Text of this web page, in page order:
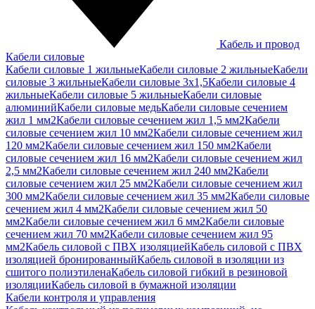
Кабель и провод
Кабели силовые
Кабели силовые 1 жильныеКабели силовые 2 жильныеКабели
силовые 3 жильныеКабели силовые 3х1,5Кабели силовые 4
жильныеКабели силовые 5 жильныеКабели силовые
алюминийКабели силовые медьКабели силовые сечением
жил 1 мм2Кабели силовые сечением жил 1,5 мм2Кабели
силовые сечением жил 10 мм2Кабели силовые сечением жил
120 мм2Кабели силовые сечением жил 150 мм2Кабели
силовые сечением жил 16 мм2Кабели силовые сечением жил
2,5 мм2Кабели силовые сечением жил 240 мм2Кабели
силовые сечением жил 25 мм2Кабели силовые сечением жил
300 мм2Кабели силовые сечением жил 35 мм2Кабели силовые
сечением жил 4 мм2Кабели силовые сечением жил 50
мм2Кабели силовые сечением жил 6 мм2Кабели силовые
сечением жил 70 мм2Кабели силовые сечением жил 95
мм2Кабель силовой с ПВХ изоляциейКабель силовой с ПВХ
изоляцией бронированныйКабель силовой в изоляции из
сшитого полиэтиленаКабель силовой гибкий в резиновой
изоляцииКабель силовой в бумажной изоляции
Кабели контроля и управления